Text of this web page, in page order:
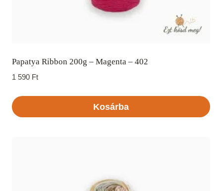
Papatya Ribbon 200g – Magenta – 402
1 590 Ft
Kosárba